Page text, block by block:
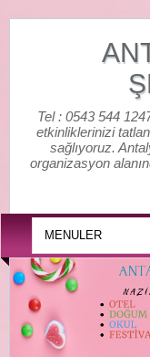
Tel : 0543 544
etkinliklerinizi
sağlıyoruz.
organizasyon